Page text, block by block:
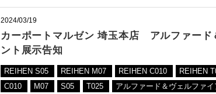
2024/03/19
カーポートマルゼン 埼玉本店 アルファード
ント展示告知
REIHEN S05 REIHEN M07 REIHEN C010 REIHEN
C010
M07 S05 T025 アルファード＆ヴェルファイ